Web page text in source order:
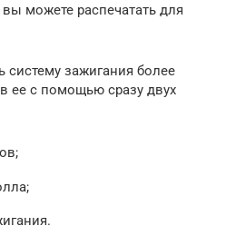
можете распечатать для
систему зажигания более
ее с помощью сразу двух